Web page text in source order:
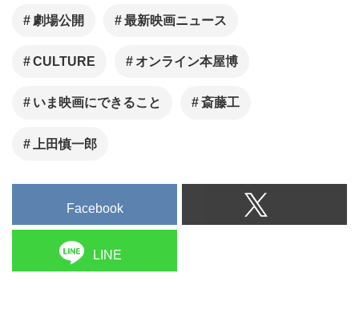
オンライン本屋博」一日限定の
劇場公開 最新映画ニュース
CULTURE オンライン本屋博
いま映画にできること 斎藤工
上田慎一郎
Facebook
LINE